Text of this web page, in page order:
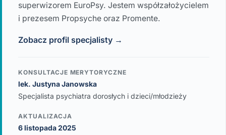
superwizorem EuroPsy. Jestem współzałożycielem
i prezesem Propsyche oraz Promente.
Zobacz profil specjalisty →
KONSULTACJE MERYTORYCZNE
lek. Justyna Janowska
Specjalista psychiatra dorosłych i dzieci/młodzieży
AKTUALIZACJA
6 listopada 2025